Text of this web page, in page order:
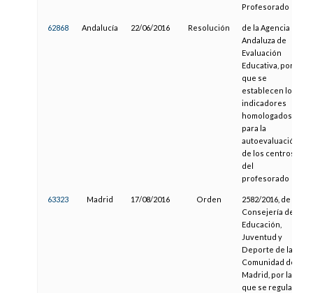
Profesorado
62868 Andalucía 22/06/2016 Resolución
de la Agencia
Andaluza de
Evaluación
Educativa, por la
que se
establecen los
indicadores
homologados
para la
autoevaluación
de los centros
del
profesorado
63323 Madrid 17/08/2016 Orden
2582/2016, de la
Consejería de
Educación,
Juventud y
Deporte de la
Comunidad de
Madrid, por la
que se regulan